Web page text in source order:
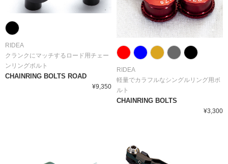
RIDEA
クランクにマッチするロード用チェー
ンリングボルト
CHAINRING BOLTS ROAD
¥9,350
RIDEA
軽量でカラフルなシングルリング用ボ
ルト
CHAINRING BOLTS
¥3,300